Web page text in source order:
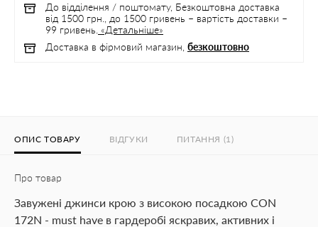
До відділення / поштомату, Безкоштовна доставка
від 1500 грн., до 1500 гривень – вартість доставки –
99 гривень. «Детальніше»
Доставка в фірмовий магазин, безкоштовно
ОПИС ТОВАРУ ВІДГУКИ ПИТАННЯ (1)
Про товар
Завужені джинси крою з високою посадкою CON
172N - must have в гардеробі яскравих, активних і